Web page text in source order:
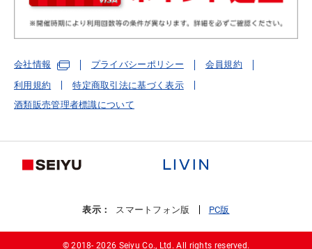
会社情報 プライバシーポリシー
会員規約
利用規約
特定商取引法に基づく表示
酒類販売管理者標識について
表示： スマートフォン版 PC版
© 2018-2026 Seiyu Co., Ltd. All rights reserved.